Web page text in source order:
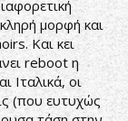
μορφή και
Και κει
reboot η
Ιταλικά, οι
(που ευτυχώς